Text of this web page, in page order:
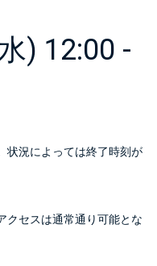
) 12:00 -
状況によっては終了時刻が
クセスは通常通り可能とな